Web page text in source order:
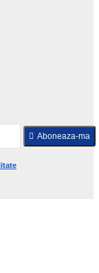
Aboneaza-ma